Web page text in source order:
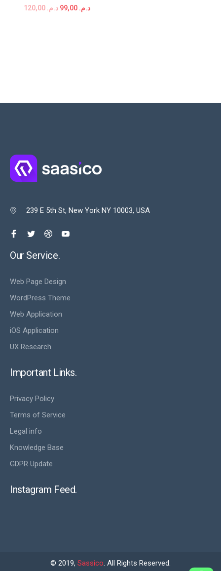
د.م. 120,00 د.م. 99,00
 239 E 5th St, New York NY 10003, USA
Our Service.
Web Page Design
WordPress Theme
Web Application
iOS Application
UX Research
Important Links.
Privacy Policy
Terms of Service
Legal info
Knowledge Base
GDPR Update
Instagram Feed.
© 2019, Sassico. All Rights Reserved.